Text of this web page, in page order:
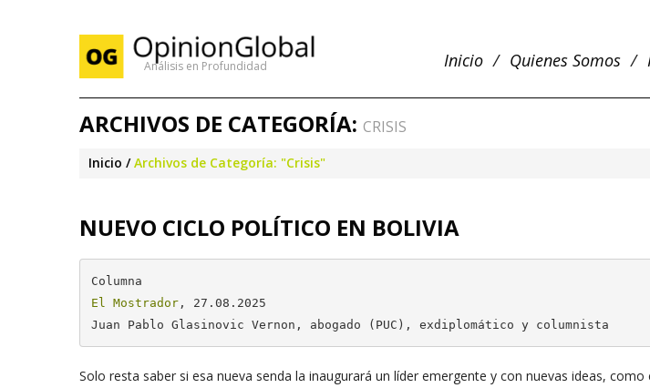
Análisis en Profundidad Inicio Quienes Somos
ARCHIVOS DE CATEGORÍA: CRISIS
Inicio Archivos de Categoría: "Crisis"
NUEVO CICLO POLÍTICO EN BOLIVIA
El Mostrador, 27.08.2025
Juan Pablo Glasinovic Vernon, abogado (PUC), exdiplomático y columnista
Solo resta saber si esa nueva senda la inaugurará un líder emergente y con nuevas ideas,